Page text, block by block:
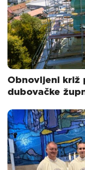
Obnovljeni križ
dubovačke